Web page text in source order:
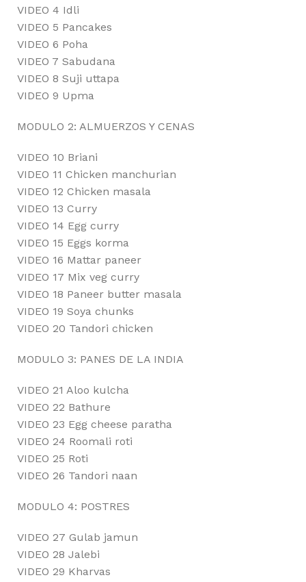
VIDEO 4 Idli
VIDEO 5 Pancakes
VIDEO 6 Poha
VIDEO 7 Sabudana
VIDEO 8 Suji uttapa
VIDEO 9 Upma
MODULO 2: ALMUERZOS Y CENAS
VIDEO 10 Briani
VIDEO 11 Chicken manchurian
VIDEO 12 Chicken masala
VIDEO 13 Curry
VIDEO 14 Egg curry
VIDEO 15 Eggs korma
VIDEO 16 Mattar paneer
VIDEO 17 Mix veg curry
VIDEO 18 Paneer butter masala
VIDEO 19 Soya chunks
VIDEO 20 Tandori chicken
MODULO 3: PANES DE LA INDIA
VIDEO 21 Aloo kulcha
VIDEO 22 Bathure
VIDEO 23 Egg cheese paratha
VIDEO 24 Roomali roti
VIDEO 25 Roti
VIDEO 26 Tandori naan
MODULO 4: POSTRES
VIDEO 27 Gulab jamun
VIDEO 28 Jalebi
VIDEO 29 Kharvas